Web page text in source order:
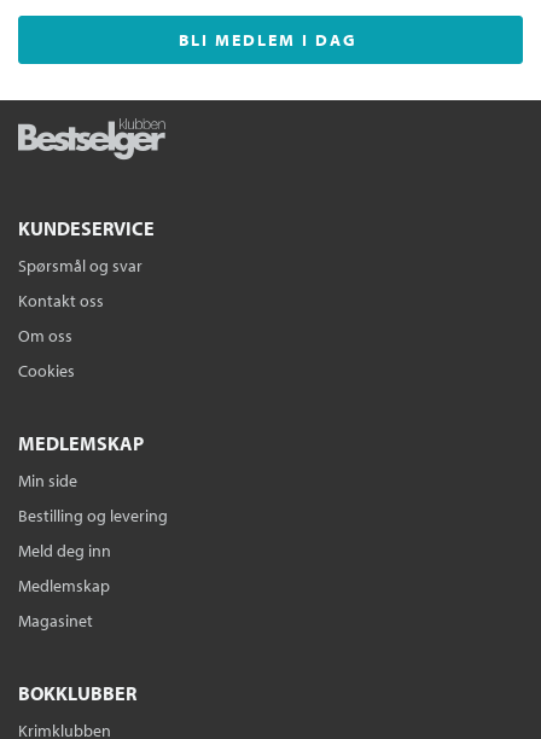
BLI MEDLEM I DAG
KUNDESERVICE
Spørsmål og svar
Kontakt oss
Om oss
Cookies
MEDLEMSKAP
Min side
Bestilling og levering
Meld deg inn
Medlemskap
Magasinet
BOKKLUBBER
Krimklubben